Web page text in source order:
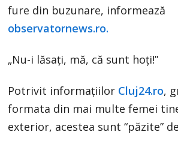
fure din buzunare, informează
observatornews.ro.
„Nu-i lăsaţi, mă, că sunt hoţi!”
Potrivit informațiilor Cluj24.ro,
formata din mai multe femei
exterior, acestea sunt “păzite”